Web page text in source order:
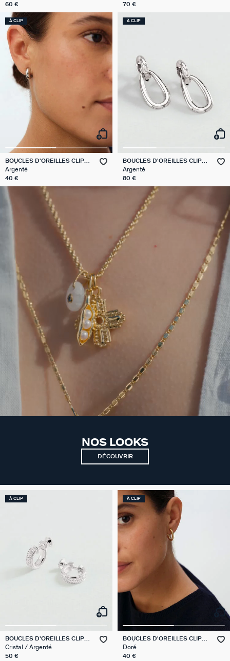
60 € 70 €
À CLIP
BOUCLES D'OREILLES CLIPS
CRÉOLES
Argenté
40 €
À CLIP
BOUCLES D'OREILLES CLIPS
ABBESSES
Argenté
80 €
NOS LOOKS
DÉCOUVRIR
À CLIP
BOUCLES D'OREILLES CLIPS
TURENNE
Cristal / Argenté
50 €
À CLIP
BOUCLES D'OREILLES CLIPS
CRÉOLES PISTON
Doré
40 €